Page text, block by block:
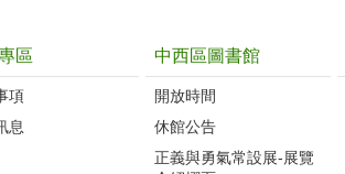
區
項
息
中西區圖書館
開放時間
休館公告
正義與勇氣常設展-展覽